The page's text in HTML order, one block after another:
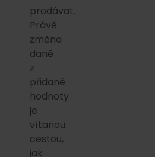
prodávat.
Právě
změna
daně
z
přidané
hodnoty
je
vítanou
cestou,
jak